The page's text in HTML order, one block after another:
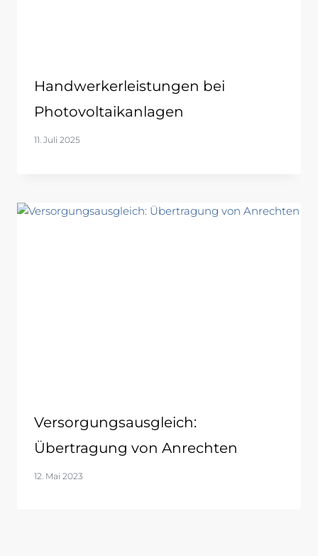
Handwerkerleistungen bei
Photovoltaikanlagen
11. Juli 2025
Versorgungsausgleich:
Übertragung von Anrechten
12. Mai 2023